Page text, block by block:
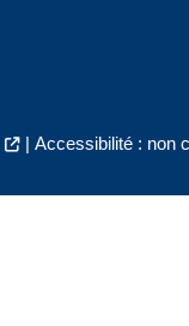
| Accessibilité : non